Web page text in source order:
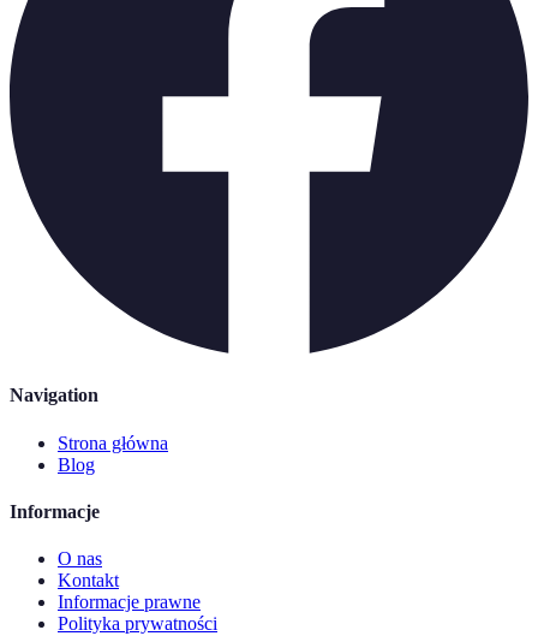
Navigation
Strona główna
Blog
Informacje
O nas
Kontakt
Informacje prawne
Polityka prywatności